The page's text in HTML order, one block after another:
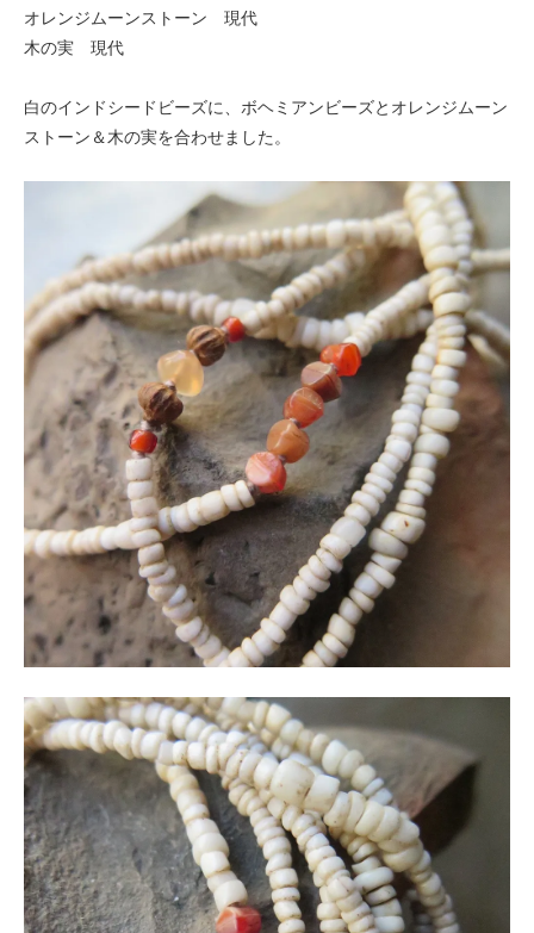
オレンジムーンストーン 現代
木の実 現代
白のインドシードビーズに、ボヘミアンビーズとオレンジムーン
ストーン＆木の実を合わせました。